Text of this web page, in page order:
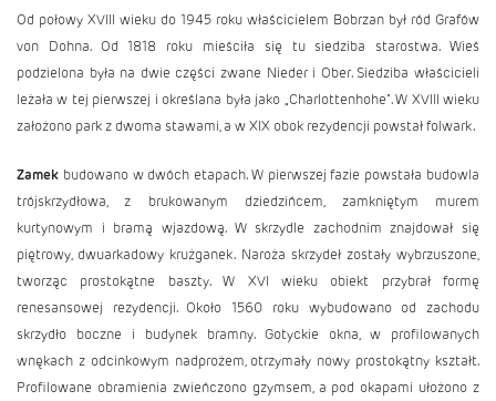
Od połowy XVIII wieku do 1945 roku właścicielem Bobrzan był ród Grafów
von Dohna. Od 1818 roku mieściła się tu siedziba starostwa. Wieś
podzielona była na dwie części zwane Nieder i Ober. Siedziba właścicieli
leżała w tej pierwszej i określana była jako „Charlottenhohe". W XVIII wieku
założono park z dwoma stawami, a w XIX obok rezydencji powstał folwark.
Zamek budowano w dwóch etapach. W pierwszej fazie powstała budowla
trójskrzydłowa, z brukowanym dziedzińcem, zamkniętym murem
kurtynowym i bramą wjazdową. W skrzydle zachodnim znajdował się
piętrowy, dwuarkadowy krużganek. Naroża skrzydeł zostały wybrzuszone,
tworząc prostokątne baszty. W XVI wieku obiekt przybrał formę
renesansowej rezydencji. Około 1560 roku wybudowano od zachodu
skrzydło boczne i budynek bramny. Gotyckie okna, w profilowanych
wnękach z odcinkowym nadprożem, otrzymały nowy prostokątny kształt.
Profilowane obramienia zwieńczono gzymsem, a pod okapami ułożono z